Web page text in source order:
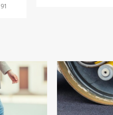
91